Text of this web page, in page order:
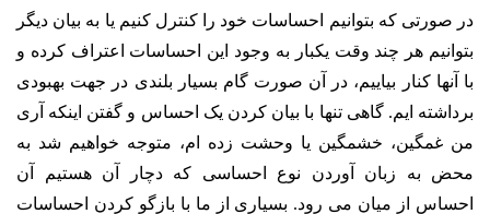
در صورتی که بتوانیم احساسات خود را کنترل کنیم یا به بیان دیگر
بتوانیم هر چند وقت یکبار به وجود این احساسات اعتراف کرده و
با آنها کنار بیاییم، در ‌آن صورت گام بسیار بلندی در جهت بهبودی
برداشته ایم. گاهی تنها با بیان کردن یک احساس و گفتن اینکه آری
من غمگین، خشمگین یا وحشت زده ام، متوجه خواهیم شد به
محض به زبان آوردن نوع احساسی که دچار آن هستیم آن
احساس از میان می رود. بسیاری از ما با بازگو کردن احساسات